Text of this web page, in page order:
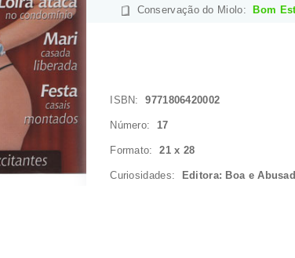
Conservação do Miolo: Bom
ISBN:9771806420002
Número: 17
Formato:21 x 28
Curiosidades: Editora: Boa e